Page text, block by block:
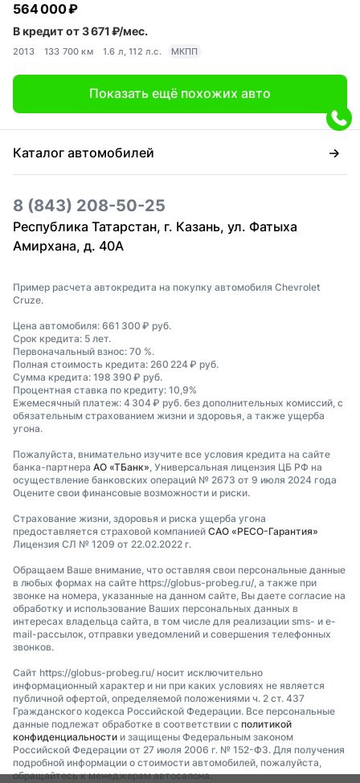
564 000 ₽
В кредит от 3 671 ₽/мес.
2013 133 700 км 1.6 л, 112 л.с. МКПП
Показать ещё похожих авто
Каталог автомобилей
8 (843) 208-50-25
Республика Татарстан, г. Казань, ул. Фатыха
Амирхана, д. 40А
Пример расчета автокредита на покупку автомобиля Chevrolet
Cruze.
Цена автомобиля: 661 300 ₽ руб.
Срок кредита: 5 лет.
Первоначальный взнос: 70 %.
Полная стоимость кредита: 260 224 ₽ руб.
Сумма кредита: 198 390 ₽ руб.
Процентная ставка по кредиту: 10,9%
Ежемесячный платеж: 4 304 ₽ руб. без дополнительных комиссий, с
обязательным страхованием жизни и здоровья, а также ущерба
угона.
Пожалуйста, внимательно изучите все условия кредита на сайте
банка-партнера АО «ТБанк», Универсальная лицензия ЦБ РФ на
осуществление банковских операций № 2673 от 9 июля 2024 года
Оцените свои финансовые возможности и риски.
Страхование жизни, здоровья и риска ущерба угона
предоставляется страховой компанией САО «РЕСО-Гарантия»
Лицензия СЛ № 1209 от 22.02.2022 г.
Обращаем Ваше внимание, что оставляя свои персональные данные
в любых формах на сайте https://globus-probeg.ru/, а также при
звонке на номера, указанные на данном сайте, Вы даете согласие на
обработку и использование Ваших персональных данных в
интересах владельца сайта, в том числе для реализации sms- и e-
mail-рассылок, отправки уведомлений и совершения телефонных
звонков.
Сайт https://globus-probeg.ru/ носит исключительно
информационный характер и ни при каких условиях не является
публичной офертой, определяемой положениями ч. 2 ст. 437
Гражданского кодекса Российской Федерации. Все персональные
данные подлежат обработке в соответствии с политикой
конфиденциальности и защищены Федеральным законом
Российской Федерации от 27 июля 2006 г. № 152-ФЗ. Для получения
подробной информации о стоимости автомобилей, пожалуйста,
обращайтесь к менеджерам автосалона.